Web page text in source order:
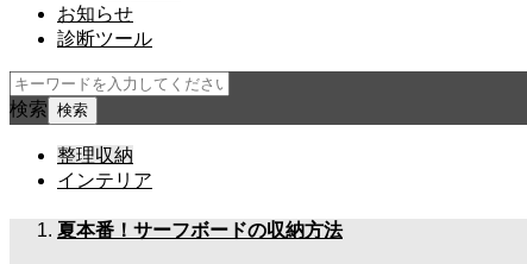
お知らせ
診断ツール
検索
整理収納
インテリア
夏本番！サーフボードの収納方法